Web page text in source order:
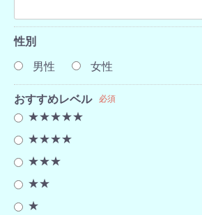
性別
男性
女性
おすすめレベル 必須
★★★★★
★★★★
★★★
★★
★